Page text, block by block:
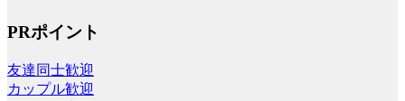
PRポイント
友達同士歓迎
カップル歓迎